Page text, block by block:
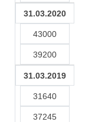
31.03.2020
43000
39200
31.03.2019
31640
37245